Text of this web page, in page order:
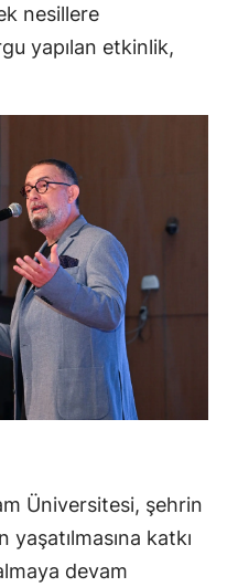
nesillere
yapılan etkinlik,
Üniversitesi, şehrin
yaşatılmasına katkı
devam